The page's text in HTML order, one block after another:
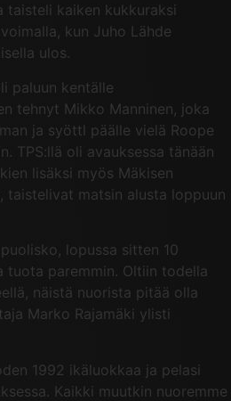
taisteli kaiken kukkuraksi
kun Juho Lähde
ulos.
paluun kentälle
tehnyt Mikko Manninen, joka
ja syöttl päälle vielä Roope
TPS:llä oli avauksessa tänään
lisäksi myös Mäkisen
taistelivat matsin alusta loppuun
lopussa sitten 10
tuota paremmin. Oltiin todella
näistä nuorista pitää olla
Marko Rajamäki ylisti
1992 ikäluokkaa ja pelasi
Kaikki muutkin nuoremme